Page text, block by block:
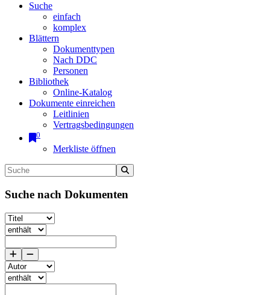
Suche
einfach
komplex
Blättern
Dokumenttypen
Nach DDC
Personen
Bibliothek
Online-Katalog
Dokumente einreichen
Leitlinien
Vertragsbedingungen
0
Merkliste öffnen
Suche nach Dokumenten